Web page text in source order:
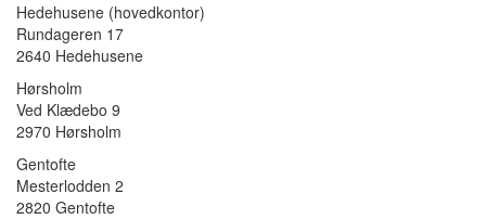
Hedehusene (hovedkontor)
Rundageren 17
2640 Hedehusene
Hørsholm
Ved Klædebo 9
2970 Hørsholm
Gentofte
Mesterlodden 2
2820 Gentofte